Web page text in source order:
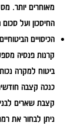
מאוחרים יותר.
החיסכון ועל
הכיסויים
קרנות פנסיה
ביטוח למקרה
כנכה קצבה
קצבת שארים
ניתן לבחור את